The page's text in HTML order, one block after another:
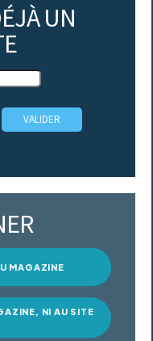
UN
MAGAZINE
NI AU SITE